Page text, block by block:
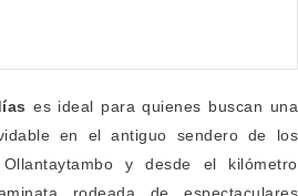
es ideal para quienes buscan una
en el antiguo sendero de los
y desde el kilómetro